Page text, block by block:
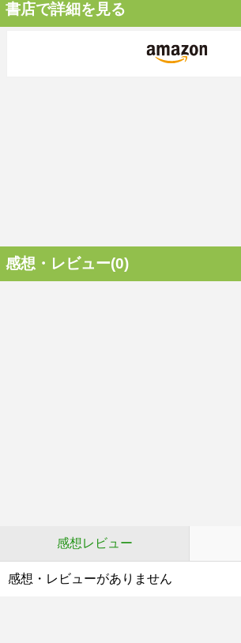
書店で詳細を見る
感想・レビュー(0)
感想レビュー
感想・レビューがありません